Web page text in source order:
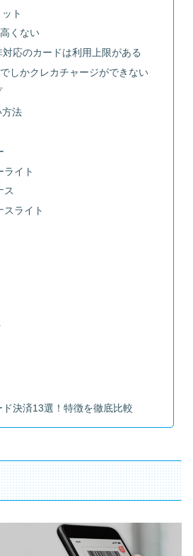
ト
くない
応のカードは利用上限がある
しかクレカチャージができない
方法
ライト
ス
スライト
決済13選！特徴を徹底比較